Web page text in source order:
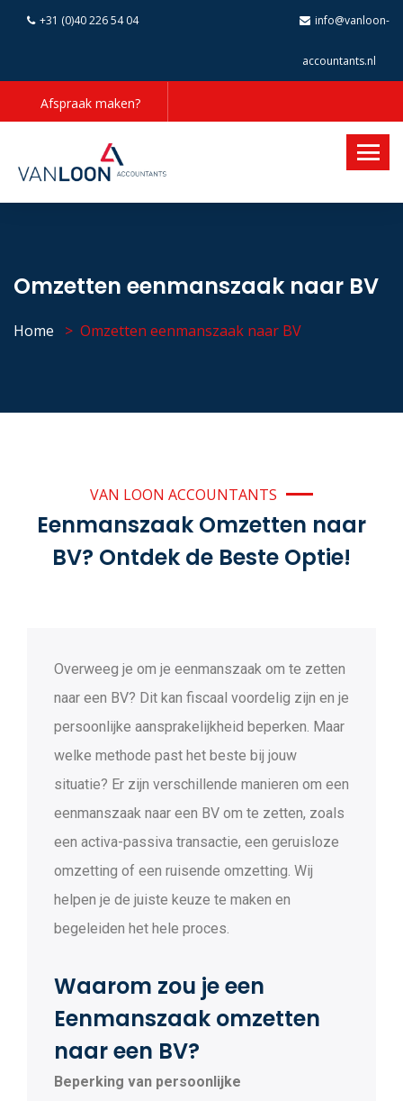
+31 (0)40 226 54 04 info@vanloon-
accountants.nl
Afspraak maken?
Omzetten eenmanszaak naar BV
Home Omzetten eenmanszaak naar BV
VAN LOON ACCOUNTANTS
Eenmanszaak Omzetten naar
BV? Ontdek de Beste Optie!
Overweeg je om je eenmanszaak om te zetten
naar een BV? Dit kan fiscaal voordelig zijn en je
persoonlijke aansprakelijkheid beperken. Maar
welke methode past het beste bij jouw
situatie? Er zijn verschillende manieren om een
eenmanszaak naar een BV om te zetten, zoals
een activa-passiva transactie, een geruisloze
omzetting of een ruisende omzetting. Wij
helpen je de juiste keuze te maken en
begeleiden het hele proces.
Waarom zou je een
Eenmanszaak omzetten
naar een BV?
Beperking van persoonlijke